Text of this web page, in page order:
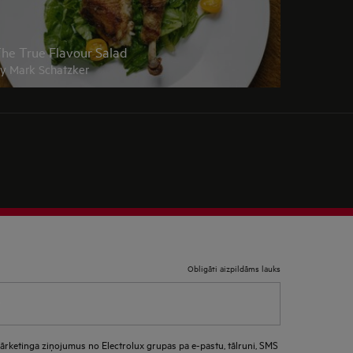
True Flavour Salad
Mark Schatzker
Obligāti aizpildāms lauks
ziņojumus no Electrolux grupas pa e-pastu, tālruni, SMS